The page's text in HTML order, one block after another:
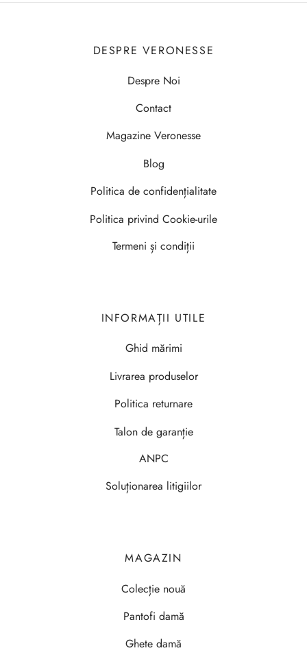
DESPRE VERONESSE
Despre Noi
Contact
Magazine Veronesse
Blog
Politica de confidențialitate
Politica privind Cookie-urile
Termeni și condiții
INFORMAȚII UTILE
Ghid mărimi
Livrarea produselor
Politica returnare
Talon de garanție
ANPC
Soluționarea litigiilor
MAGAZIN
Colecție nouă
Pantofi damă
Ghete damă